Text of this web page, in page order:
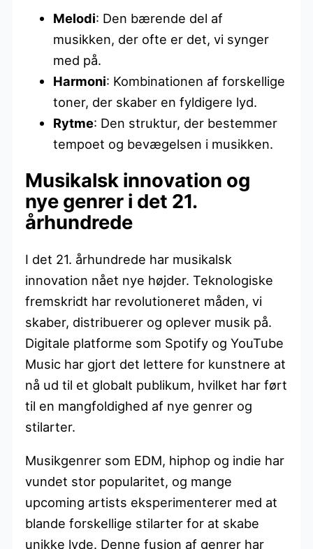
Melodi: Den bærende del af
musikken, der ofte er det, vi synger
med på.
Harmoni: Kombinationen af forskellige
toner, der skaber en fyldigere lyd.
Rytme: Den struktur, der bestemmer
tempoet og bevægelsen i musikken.
Musikalsk innovation og
nye genrer i det 21.
århundrede
I det 21. århundrede har musikalsk
innovation nået nye højder. Teknologiske
fremskridt har revolutioneret måden, vi
skaber, distribuerer og oplever musik på.
Digitale platforme som Spotify og YouTube
Music har gjort det lettere for kunstnere at
nå ud til et globalt publikum, hvilket har ført
til en mangfoldighed af nye genrer og
stilarter.
Musikgenrer som EDM, hiphop og indie har
vundet stor popularitet, og mange
upcoming artists eksperimenterer med at
blande forskellige stilarter for at skabe
unikke lyde. Denne fusion af genrer har